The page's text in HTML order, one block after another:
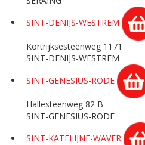
SINT-DENIJS-WESTREM
Kortrijksesteenweg 1171
SINT-DENIJS-WESTREM
SINT-GENESIUS-RODE
Hallesteenweg 82 B
SINT-GENESIUS-RODE
SINT-KATELIJNE-WAVER